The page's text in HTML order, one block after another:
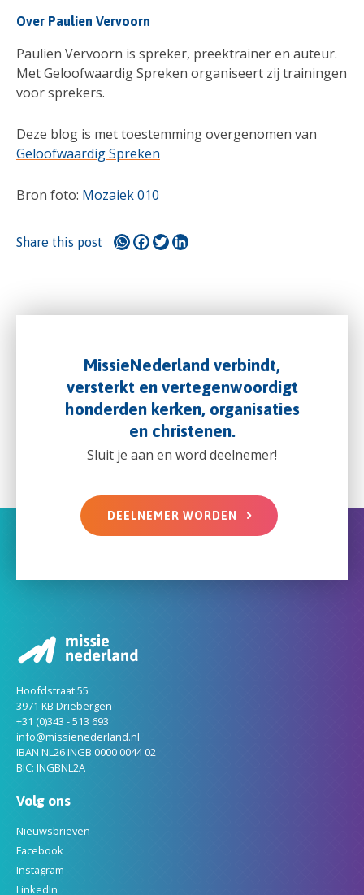
Over Paulien Vervoorn
Paulien Vervoorn is spreker, preektrainer en auteur.
Met Geloofwaardig Spreken organiseert zij trainingen
voor sprekers.
Deze blog is met toestemming overgenomen van
Geloofwaardig Spreken
Bron foto: Mozaiek 010
Share this post WhatsApp
Facebook
Twitter
MissieNederland verbindt,
versterkt en vertegenwoordigt
honderden kerken, organisaties
en christenen.
Sluit je aan en word deelnemer!
DEELNEMER WORDEN
Hoofdstraat 55
3971 KB Driebergen
+31 (0)343 - 513 693
info@missienederland.nl
IBAN NL26 INGB 0000 0044 02
BIC: INGBNL2A
Volg ons
Nieuwsbrieven
Facebook
Instagram
LinkedIn